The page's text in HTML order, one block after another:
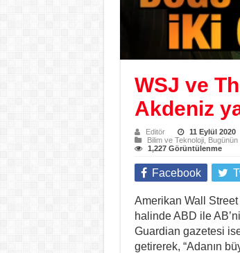
WSJ ve
Akdeniz
Editör
11 Eylül 2020
Bilim ve Teknoloji,
1,227 Görüntülenme
Facebook
Amerikan Wall
halinde ABD ile
Guardian gazetesi
getirerek, “Adanın